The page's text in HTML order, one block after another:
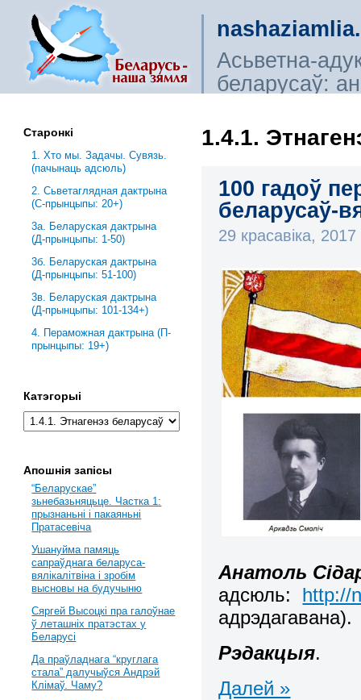
Асьветна-
беларусаў:
1.4.1.
100 гадоў
беларусаў-
29 красавіка, 2017
Анатоль
адсюль: http://
адрэдагавана).
Рэдакцыя.
Далей »
Старонкі
1. Хто мы. Задачы. Сувязь.
(пачынаць адсюль)
2. Сьветаглядная дактрына
(С-прынцыпы: 20+)
3a. Беларуская дактрына
(Д-прынцыпы: 1-50)
3б. Беларуская дактрына
(Д-прынцыпы: 51-100)
3в. Беларуская дактрына
(Д-прынцыпы: 101-134+)
4. Пераможная дактрына (П-
прынцыпы: 19+)
Катэгорыі
Апошнія запісы
“Беларускае”
зьнебазьняцьце. Частка 1:
прызнаньні і пакаяньні
Пратасевіча
Ушануйма памяць
сапраўднага беларуса-
вялікалітвіна і зробім
высновы на будучыню
Сяргей Высоцкі пра галоўнае
ў леташніх пратэстах у
Беларусі
Да праўладнага “круглага
стала” далучыўся Андрэй
Клімаў. Чаму?